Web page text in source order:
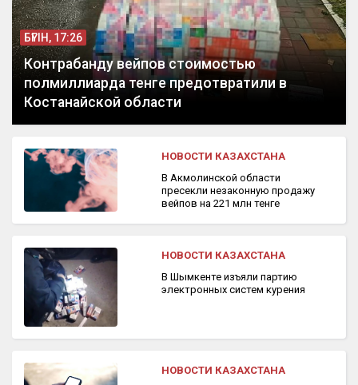
БҮГІН, 17:26
Контрабанду вейпов стоимостью
полмиллиарда тенге предотвратили в
Костанайской области
НОВОСТИ КАЗАХСТАНА
В Акмолинской области
пресекли незаконную продажу
вейпов на 221 млн тенге
НОВОСТИ КАЗАХСТАНА
В Шымкенте изъяли партию
электронных систем курения
НОВОСТИ КАЗАХСТАНА